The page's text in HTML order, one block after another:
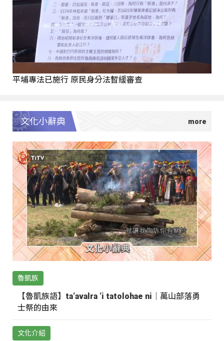
平埔專法已施行 原民身分法暫緩審查
文化小辭典
魯凱族
【魯凱族語】ta‘avalra ‘i tatolohae ni｜萬山部落勇
士祭的由來
文化介紹